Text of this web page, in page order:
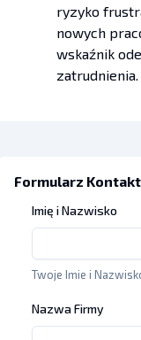
ryzyko
nowych
wskaźnik
zatrudnienia.
Formularz
Imię i Nazwisko
Twoje Imie i
Nazwa Firmy